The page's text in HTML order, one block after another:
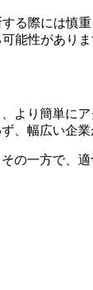
る際には慎重
能性がありま
り簡単に
幅広い企
一方で、